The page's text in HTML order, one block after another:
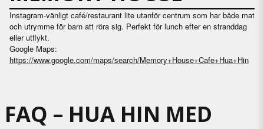
Instagram-vänligt café/restaurant lite utanför centrum som har både mat
och utrymme för barn att röra sig. Perfekt för lunch efter en stranddag
eller utflykt.
Google Maps:
https://www.google.com/maps/search/Memory+House+Cafe+Hua+Hin
FAQ – HUA HIN MED